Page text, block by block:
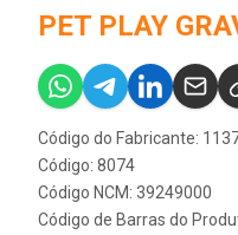
PET PLAY
Código do Fabricante:
Código: 8074
Código NCM: 39249000
Código de Barras do